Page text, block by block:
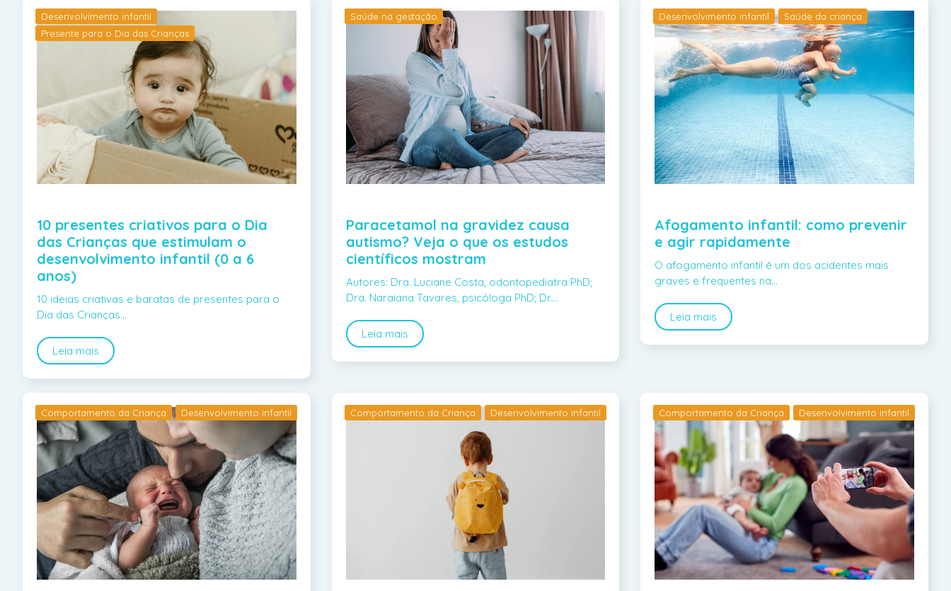
Desenvolvimento infantil
Presente para o Dia das Crianças
10 presentes criativos para o Dia
das Crianças que estimulam o
desenvolvimento infantil (0 a 6
anos)
10 ideias criativas e baratas de presentes para o
Dia das Crianças…
Leia mais
Saúde na gestação
Paracetamol na gravidez causa
autismo? Veja o que os estudos
científicos mostram
Autores: Dra. Luciane Costa, odontopediatra PhD;
Dra. Naraiana Tavares, psicóloga PhD; Dr.…
Leia mais
Desenvolvimento infantil Saúde da criança
Afogamento infantil: como prevenir
e agir rapidamente
O afogamento infantil é um dos acidentes mais
graves e frequentes na…
Leia mais
Comportamento da Criança Desenvolvimento infantil Comportamento da Criança Desenvolvimento infantil Comportamento da Criança Desenvolvimento infantil